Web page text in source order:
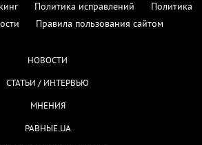
Политика исправлений
Политика
Правила пользования сайтом
НОВОСТИ
СТАТЬИ / ИНТЕРВЬЮ
МНЕНИЯ
РАВНЫЕ.UA